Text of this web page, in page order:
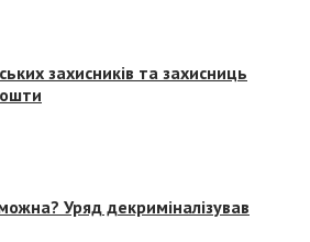
захисників та захисниць
Уряд декриміналізував